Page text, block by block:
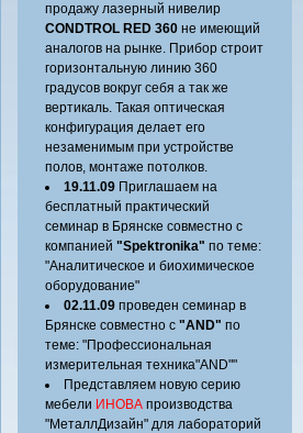
продажу лазерный нивелир
CONDTROL RED 360 не имеющий
аналогов на рынке. Прибор строит
горизонтальную линию 360
градусов вокруг себя а так же
вертикаль. Такая оптическая
конфигурация делает его
незаменимым при устройстве
полов, монтаже потолков.
19.11.09 Приглашаем на
бесплатный практический
семинар в Брянске совместно с
компанией "Spektronika" по теме:
"Аналитическое и биохимическое
оборудование"
02.11.09 проведен семинар в
Брянске совместно с "AND" по
теме: "Профессиональная
измерительная техника"AND""
Представляем новую серию
мебели ИНОВА производства
"МеталлДизайн" для лабораторий